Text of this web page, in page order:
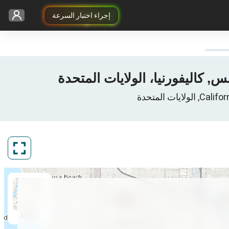
إجراء اختبار السرعة